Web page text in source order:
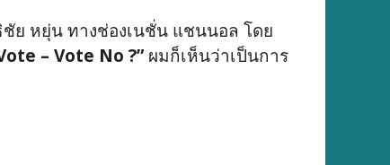
ย หยุ่น ทางช่องเนชั่น แชนนอล โดย
– Vote No ?”ผมก็เห็นว่าเป็นการ